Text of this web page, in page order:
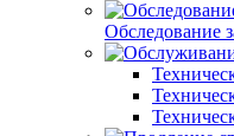
Обследование